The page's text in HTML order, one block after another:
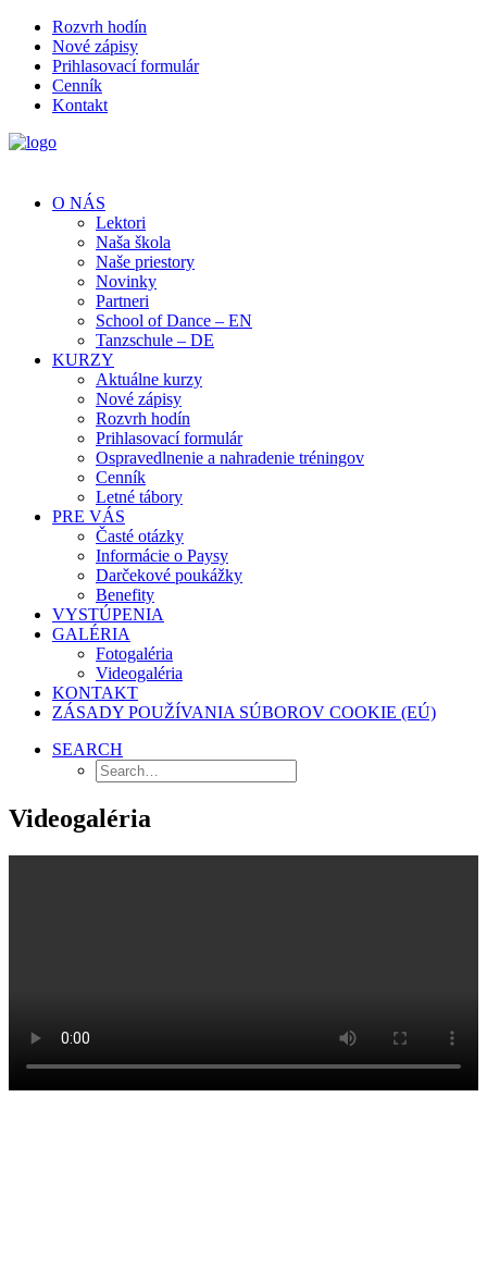
Rozvrh hodín
Nové zápisy
Prihlasovací formulár
Cenník
Kontakt
O NÁS
Lektori
Naša škola
Naše priestory
Novinky
Partneri
School of Dance – EN
Tanzschule – DE
KURZY
Aktuálne kurzy
Nové zápisy
Rozvrh hodín
Prihlasovací formulár
Ospravedlnenie a nahradenie tréningov
Cenník
Letné tábory
PRE VÁS
Časté otázky
Informácie o Paysy
Darčekové poukážky
Benefity
VYSTÚPENIA
GALÉRIA
Fotogaléria
Videogaléria
KONTAKT
ZÁSADY POUŽÍVANIA SÚBOROV COOKIE (EÚ)
SEARCH
Videogaléria